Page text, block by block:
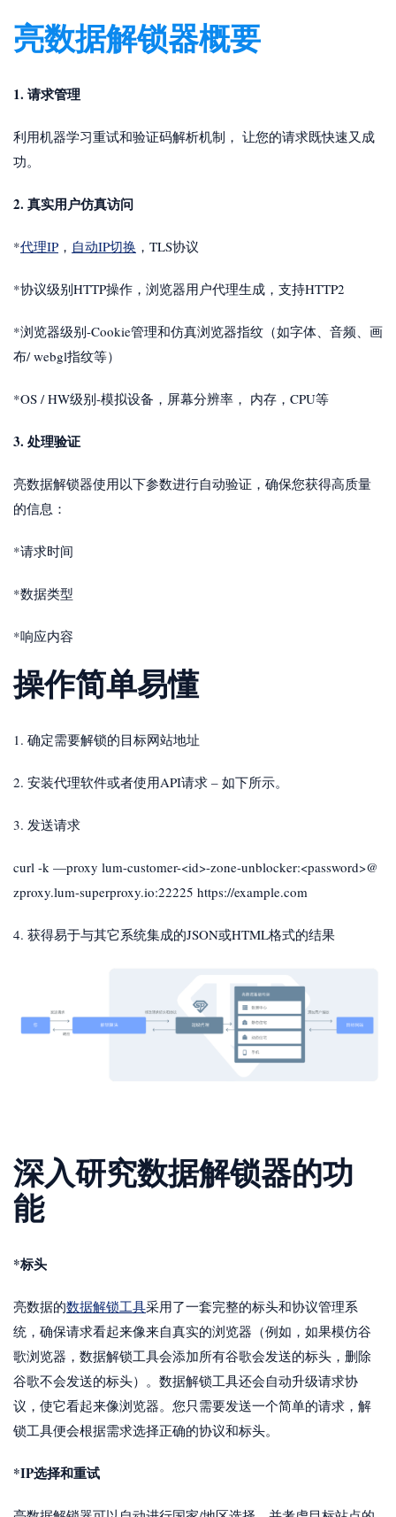
亮数据解锁器概要
1. 请求管理
利用机器学习重试和验证码解析机制， 让您的请求既快速又成
功。
2. 真实用户仿真访问
*代理IP ， 自动IP切换 ，TLS协议
*协议级别HTTP操作，浏览器用户代理生成，支持HTTP2
*浏览器级别-Cookie管理和仿真浏览器指纹（如字体、音频、画
布/ webgl指纹等）
*OS / HW级别-模拟设备，屏幕分辨率， 内存，CPU等
3. 处理验证
亮数据解锁器使用以下参数进行自动验证，确保您获得高质量
的信息：
*请求时间
*数据类型
*响应内容
操作简单易懂
1. 确定需要解锁的目标网站地址
2. 安装代理软件或者使用API请求 – 如下所示。
3. 发送请求
curl -k —proxy lum-customer-<id>-zone-unblocker:<password>@
zproxy.lum-superproxy.io:22225 https://example.com
4. 获得易于与其它系统集成的JSON或HTML格式的结果
深入研究数据解锁器的功
能
*标头
亮数据的数据解锁工具采用了一套完整的标头和协议管理系
统，确保请求看起来像来自真实的浏览器（例如，如果模仿谷
歌浏览器，数据解锁工具会添加所有谷歌会发送的标头，删除
谷歌不会发送的标头）。数据解锁工具还会自动升级请求协
议，使它看起来像浏览器。您只需要发送一个简单的请求，解
锁工具便会根据需求选择正确的协议和标头。
*IP选择和重试